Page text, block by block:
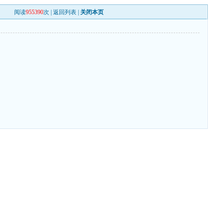
阅读955390次 |返回列表 关闭本页